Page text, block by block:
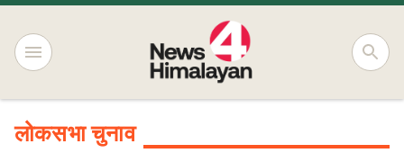
लोकसभा चुनाव